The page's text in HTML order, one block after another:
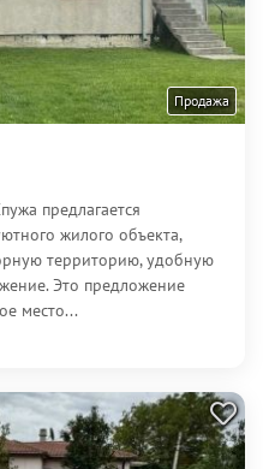
Продажа
предлагается
жилого объекта,
территорию, удобную
Это предложение
место...